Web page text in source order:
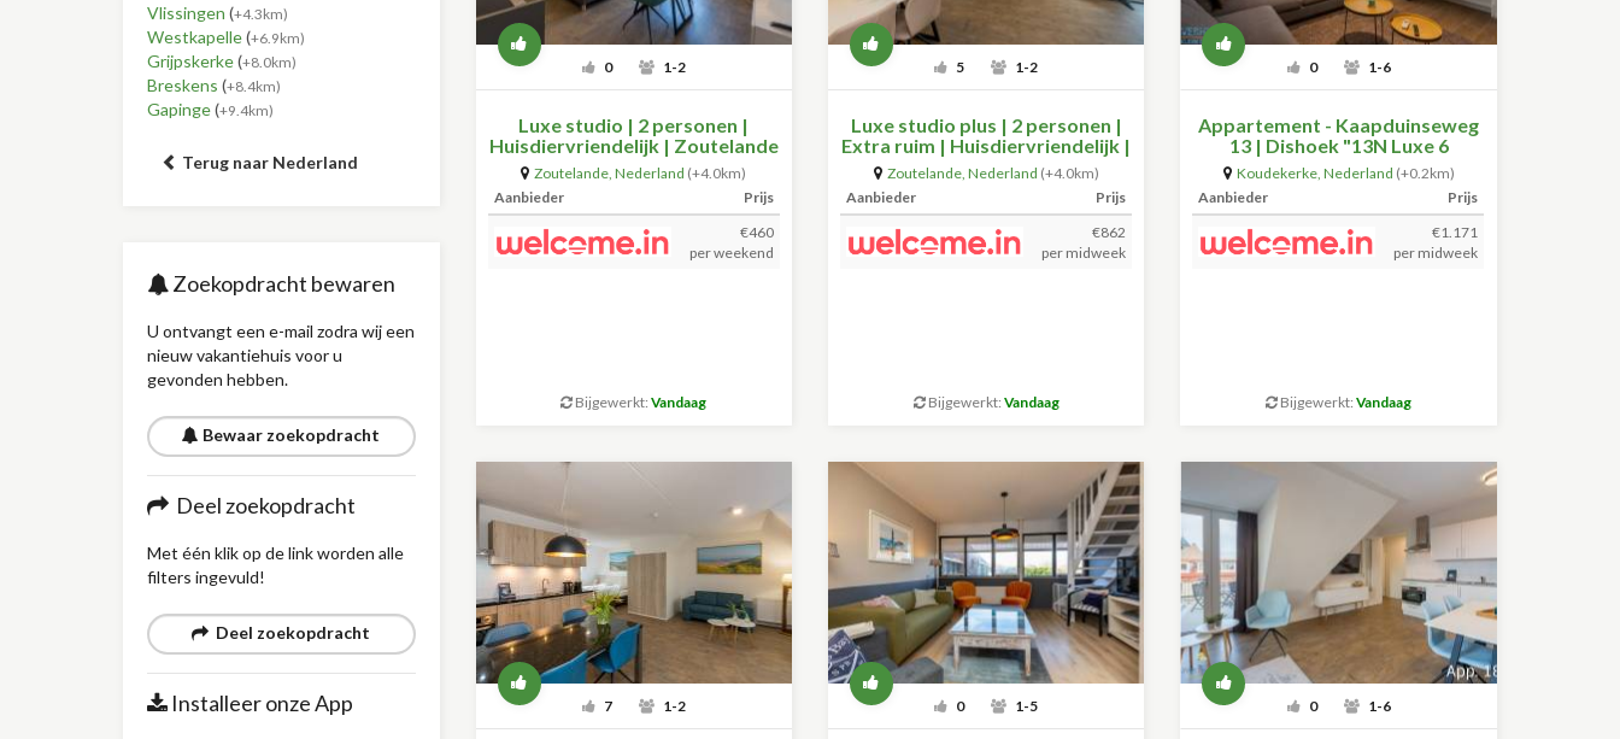
Vlissingen (+4.3km)
Westkapelle(+6.9km)
Grijpskerke(+8.0km)
Breskens (+8.4km)
Gapinge(+9.4km)
Terug naar Nederland
Zoekopdracht bewaren
U ontvangt een e-mail zodra wij een
nieuw vakantiehuis voor u
gevonden hebben.
Bewaar zoekopdracht
Deel zoekopdracht
Met één klik op de link worden alle
filters ingevuld!
Deel zoekopdracht
Installeer onze App
0 1-2
Luxe studio | 2 personen |
Huisdiervriendelijk | Zoutelande
Zoutelande,Nederland (+4.0km)
Aanbieder
Prijs
€460
per weekend
Bijgewerkt:Vandaag
5 1-2
Luxe studio plus | 2 personen |
Extra ruim | Huisdiervriendelijk |
Zoutelande
Zoutelande, Nederland (+4.0km)
Aanbieder
Prijs
€862
per midweek
Bijgewerkt: Vandaag
0 1-6
Appartement - Kaapduinseweg
13 | Dishoek "13N Luxe 6
personen"
Koudekerke, Nederland (+0.2km)
Aanbieder
Prijs
€1.171
per midweek
Bijgewerkt:Vandaag
7 1-2 0 1-5 0 1-6